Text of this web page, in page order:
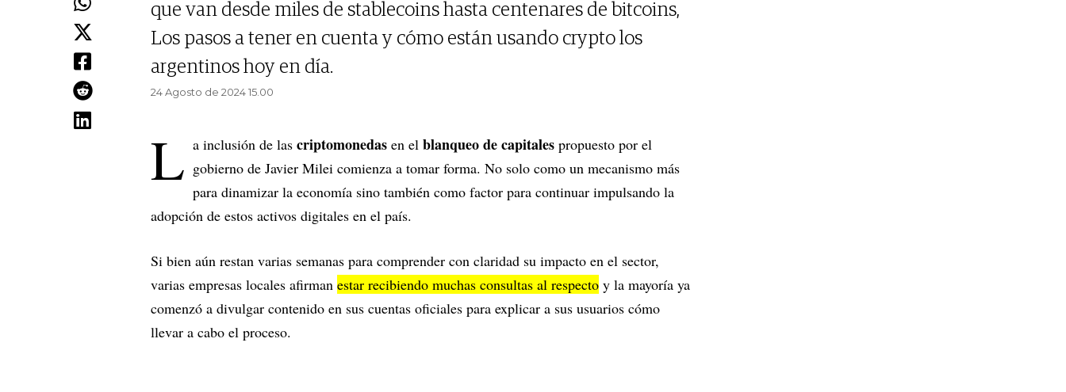
que van desde miles de stablecoins hasta centenares de bitcoins,
Los pasos a tener en cuenta y cómo están usando crypto los
argentinos hoy en día.
24 Agosto de 2024 15.00
L a inclusión de las criptomonedas en el blanqueo de capitales propuesto por el
gobierno de Javier Milei comienza a tomar forma. No solo como un mecanismo más
para dinamizar la economía sino también como factor para continuar impulsando la
adopción de estos activos digitales en el país.
Si bien aún restan varias semanas para comprender con claridad su impacto en el sector,
varias empresas locales afirman estar recibiendo muchas consultas al respecto y la mayoría ya
comenzó a divulgar contenido en sus cuentas oficiales para explicar a sus usuarios cómo
llevar a cabo el proceso.